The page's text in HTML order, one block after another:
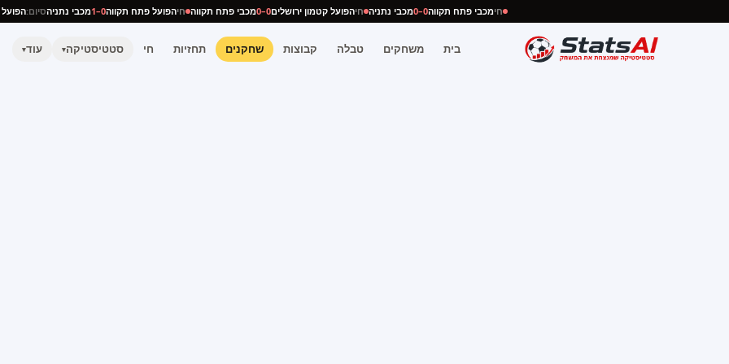
חימכבי פתח תקווה0–0 מכבי נתניה חיהפועל קטמון ירושלים0–0 מכבי פתח תקווה חיהפועל פתח תקווה0–1 מכבי נתניהסיום:
בית משחקים טבלה קבוצות שחקנים תחזיות חי סטטיסטיקה▾ עוד▾